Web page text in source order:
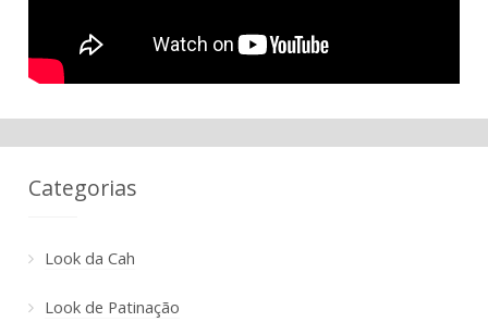
Categorias
Look da Cah
Look de Patinação